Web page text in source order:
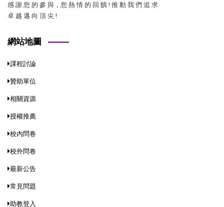
感 謝 您 的 參 與，您 熱 情 的 回 饋 ! 推 動 我 們 追 求
卓 越 邁 向 頂 尖 !
網站地圖
課程討論
贊助單位
相關資源
授權推薦
校內問卷
校外問卷
最新公告
常見問題
助教登入